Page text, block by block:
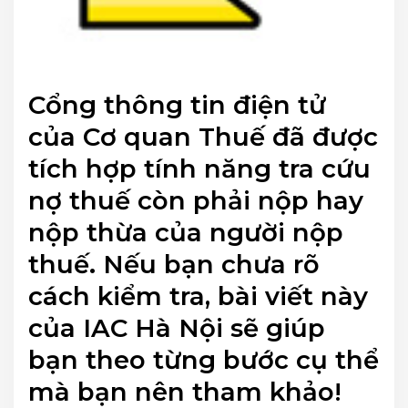
Cổng thông tin điện tử
của Cơ quan Thuế đã được
tích hợp tính năng tra cứu
nợ thuế còn phải nộp hay
nộp thừa của người nộp
thuế. Nếu bạn chưa rõ
cách kiểm tra, bài viết này
của IAC Hà Nội sẽ giúp
bạn theo từng bước cụ thể
mà bạn nên tham khảo!